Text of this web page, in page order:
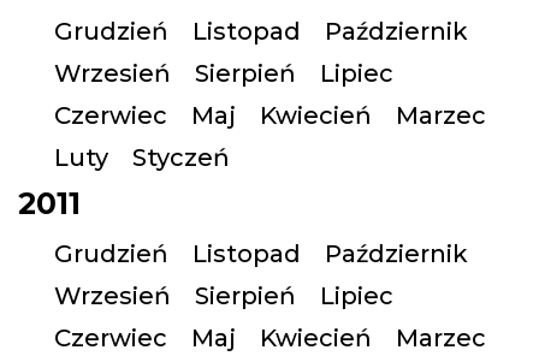
Grudzień Listopad
Październik
Wrzesień
Sierpień
Lipiec
Czerwiec
Maj Kwiecień
Marzec
Luty
Styczeń
2011
Grudzień Listopad
Październik
Wrzesień
Sierpień
Lipiec
Czerwiec
Maj Kwiecień
Marzec